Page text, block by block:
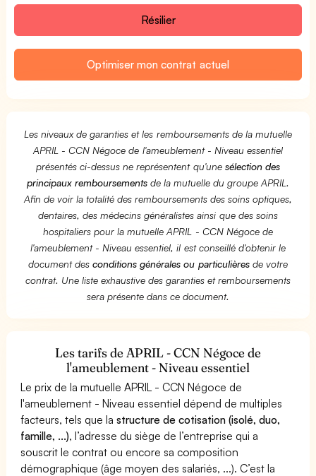
Résilier
Optimiser mon contrat actuel
Les niveaux de garanties et les remboursements de la mutuelle
APRIL - CCN Négoce de l'ameublement - Niveau essentiel
présentés ci-dessus ne représentent qu'une sélection des
principaux remboursementsde la mutuelle du groupe APRIL.
Afin de voir la totalité des remboursements des soins optiques,
dentaires, des médecins généralistes ainsi que des soins
hospitaliers pour la mutuelle APRIL - CCN Négoce de
l'ameublement - Niveau essentiel, il est conseillé d'obtenir le
document desconditions générales ou particulièresde votre
contrat. Une liste exhaustive des garanties et remboursements
sera présente dans ce document.
Les tarifs de APRIL - CCN Négoce de
l'ameublement - Niveau essentiel
Le prix de la mutuelle APRIL - CCN Négoce de
l'ameublement - Niveau essentiel dépend de multiples
facteurs, tels que lastructure de cotisation (isolé, duo,
famille, ...), l’adresse du siège de l’entreprise qui a
souscrit le contrat ou encore sa composition
démographique (âge moyen des salariés, ...). C’est la